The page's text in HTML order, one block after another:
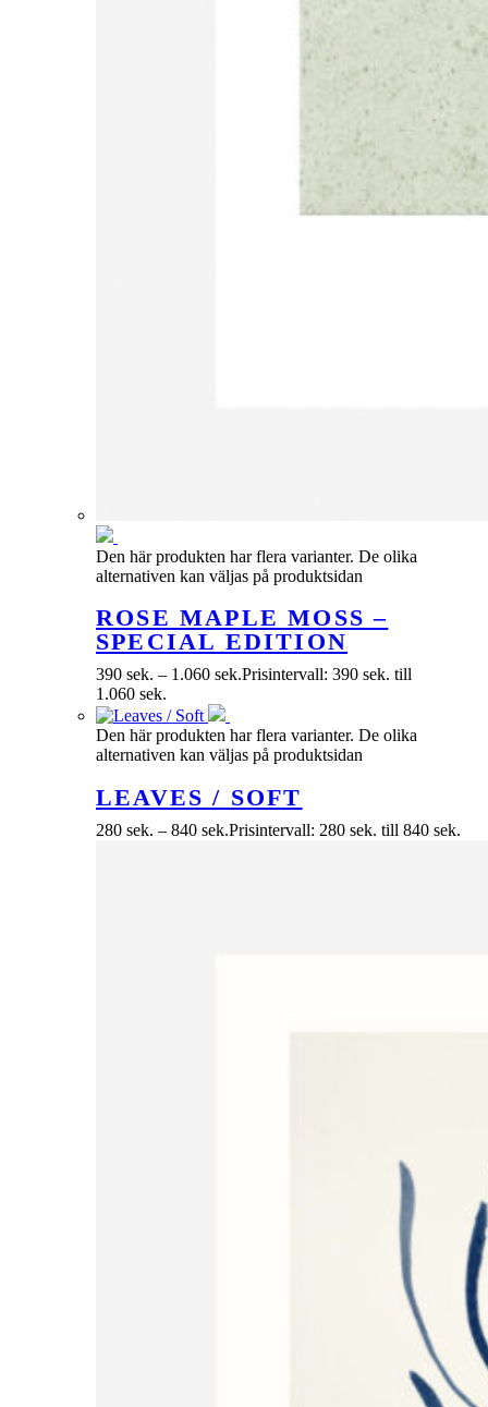
Den här produkten har flera varianter. De olika
alternativen kan väljas på produktsidan
ROSE MAPLE MOSS –
SPECIAL EDITION
390 sek. – 1.060 sek.Prisintervall: 390 sek. till
1.060 sek.
Den här produkten har flera varianter. De olika
alternativen kan väljas på produktsidan
LEAVES / SOFT
280 sek. – 840 sek.Prisintervall: 280 sek. till 840 sek.